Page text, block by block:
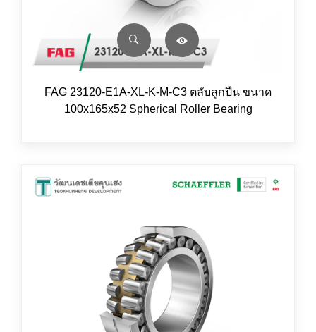
FAG 23120-E1A-XL-K-M-C3 ตลับลูกปืน ขนาด
100x165x52 Spherical Roller Bearing